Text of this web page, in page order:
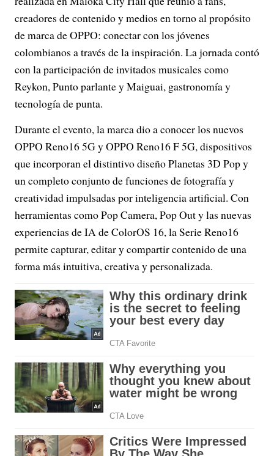
creadores de contenido y medios en torno al propósito
de marca de OPPO: conectar con los jóvenes
colombianos a través de la inspiración. La jornada contó
con la participación de invitados musicales como
Reykon, Punto parlante y Maiguai, gastronomía y
tecnología de punta.
Durante el evento, la marca dio a conocer los nuevos
OPPO Reno16 5G y OPPO Reno16 F 5G, dispositivos
que incorporan el distintivo diseño Planetas 3D Pop y
un completo conjunto de funciones de fotografía y
creatividad impulsadas por inteligencia artificial. Con
herramientas como Pop Camera, Pop Out y las nuevas
experiencias de IA de ColorOS 16, la Serie Reno16
permite capturar, editar y compartir contenido de una
forma más intuitiva, creativa y personalizada.